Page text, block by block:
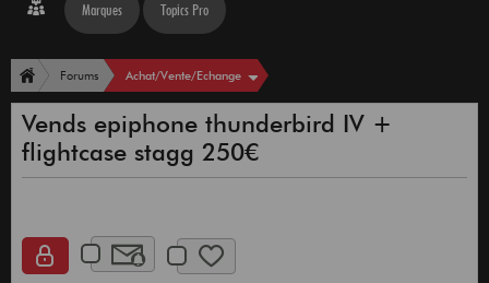
Marques Topics Pro
Forums Achat/Vente/Echange
Vends epiphone thunderbird IV +
flightcase stagg 250€